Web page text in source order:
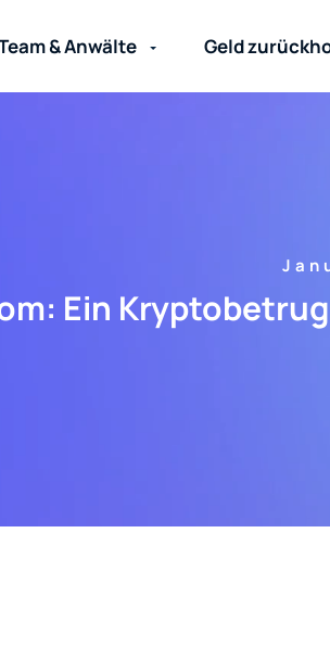
& Anwälte Geld
Ein